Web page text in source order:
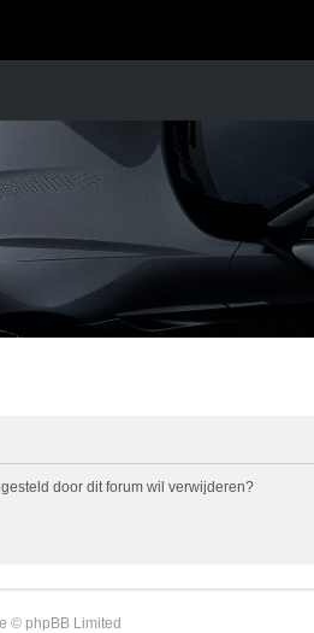
door dit forum wil verwijderen?
© phpBB Limited